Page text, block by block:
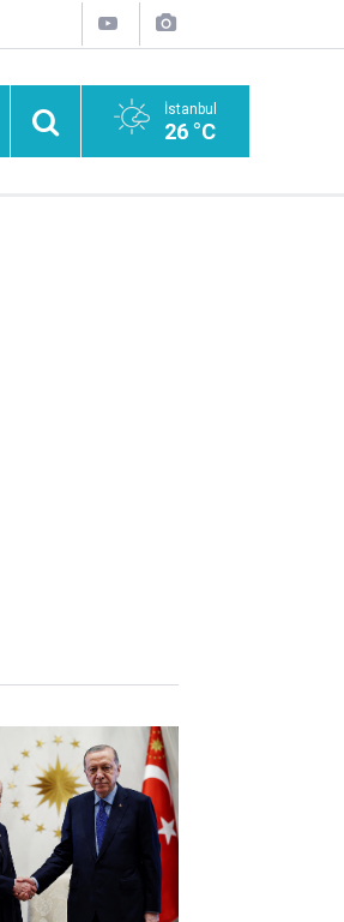
İstanbul
26 °C